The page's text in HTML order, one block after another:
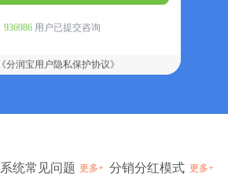
936986用户已提交咨询
《分润宝用户隐私保护协议》
系统常见问题 更多+ 分销分红模式 更多+